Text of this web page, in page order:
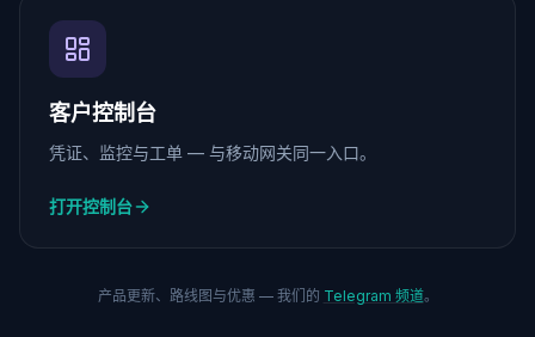
客户控制台
凭证、监控与工单 — 与移动网关同一入口。
打开控制台
产品更新、路线图与优惠 — 我们的 Telegram 频道。